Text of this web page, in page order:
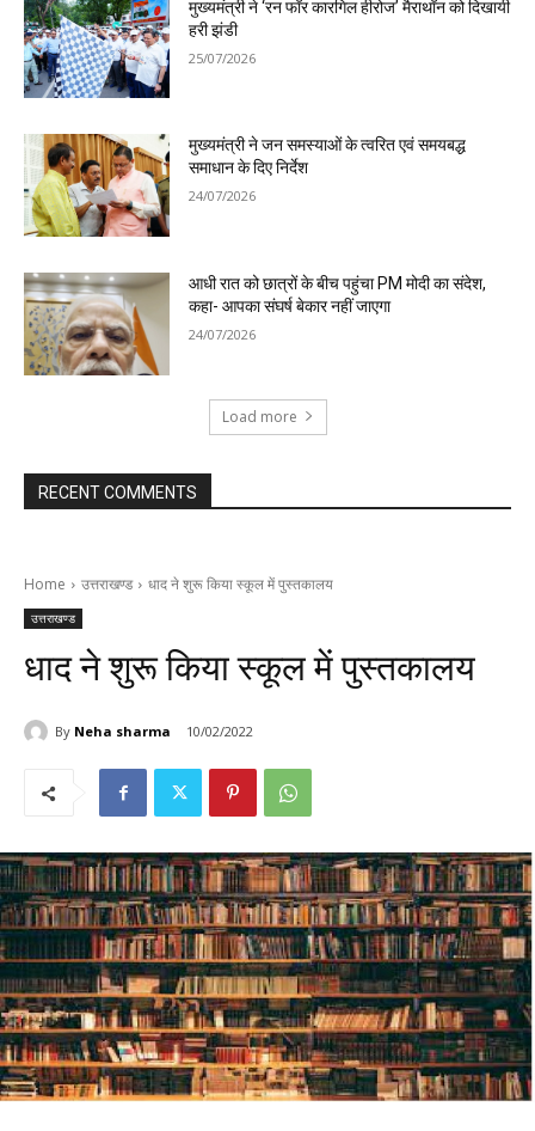
मुख्यमंत्री ने ‘रन फॉर कारगिल हीरोज’ मैराथॉन को दिखायी
हरी झंडी
25/07/2026
मुख्यमंत्री ने जन समस्याओं के त्वरित एवं समयबद्ध
समाधान के दिए निर्देश
24/07/2026
आधी रात को छात्रों के बीच पहुंचा PM मोदी का संदेश,
कहा- आपका संघर्ष बेकार नहीं जाएगा
24/07/2026
Load more
RECENT COMMENTS